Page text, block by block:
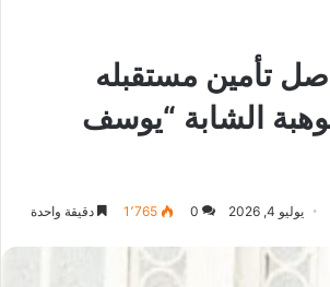
تأمين مستقبله
الشابة “يوسف
يوليو 4, 2026 0 1٬765 دقيقة واحدة